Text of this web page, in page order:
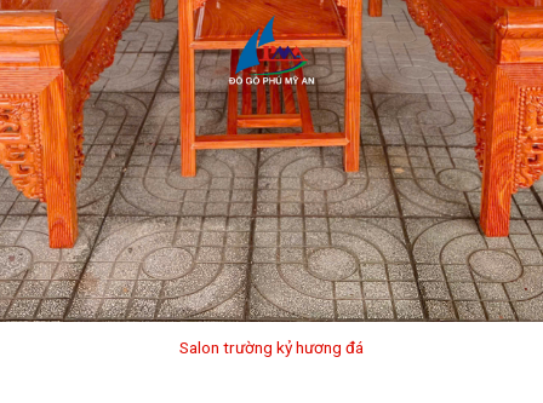
Salon trường kỷ hương đá